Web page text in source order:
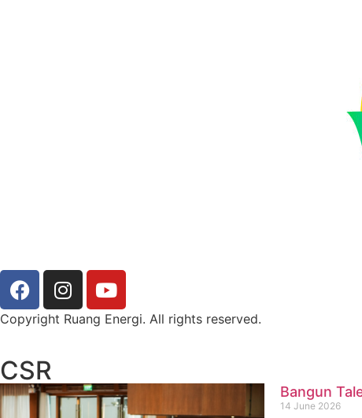
Copyright Ruang Energi. All rights reserved.
CSR
Bangun
14 June 2026